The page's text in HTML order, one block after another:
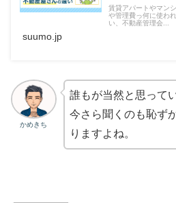
賃貸アパートやマン
や管理費っ何に使わ
い、不動産管理会...
suumo.jp
かめきち
誰もが当然と思って
今さら聞くのも恥ず
りますよね。